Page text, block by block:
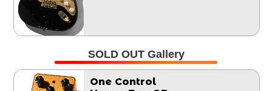
SOLD OUT Gallery
One Control